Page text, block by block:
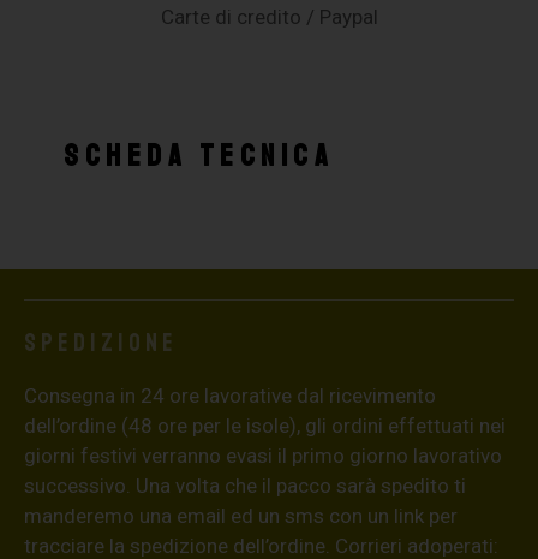
Carte di credito / Paypal
SCHEDA TECNICA
Spedizione
Consegna in 24 ore lavorative dal ricevimento
dell’ordine (48 ore per le isole), gli ordini effettuati nei
giorni festivi verranno evasi il primo giorno lavorativo
successivo. Una volta che il pacco sarà spedito ti
manderemo una email ed un sms con un link per
tracciare la spedizione dell’ordine. Corrieri adoperati: